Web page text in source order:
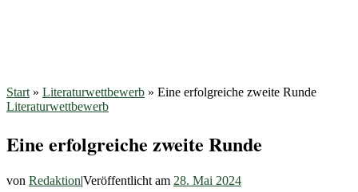
Start » Literaturwettbewerb » Eine erfolgreiche zweite Runde
Literaturwettbewerb
Eine erfolgreiche zweite Runde
von Redaktion|Veröffentlicht am 28. Mai 2024